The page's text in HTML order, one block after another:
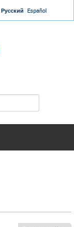
Русский Español